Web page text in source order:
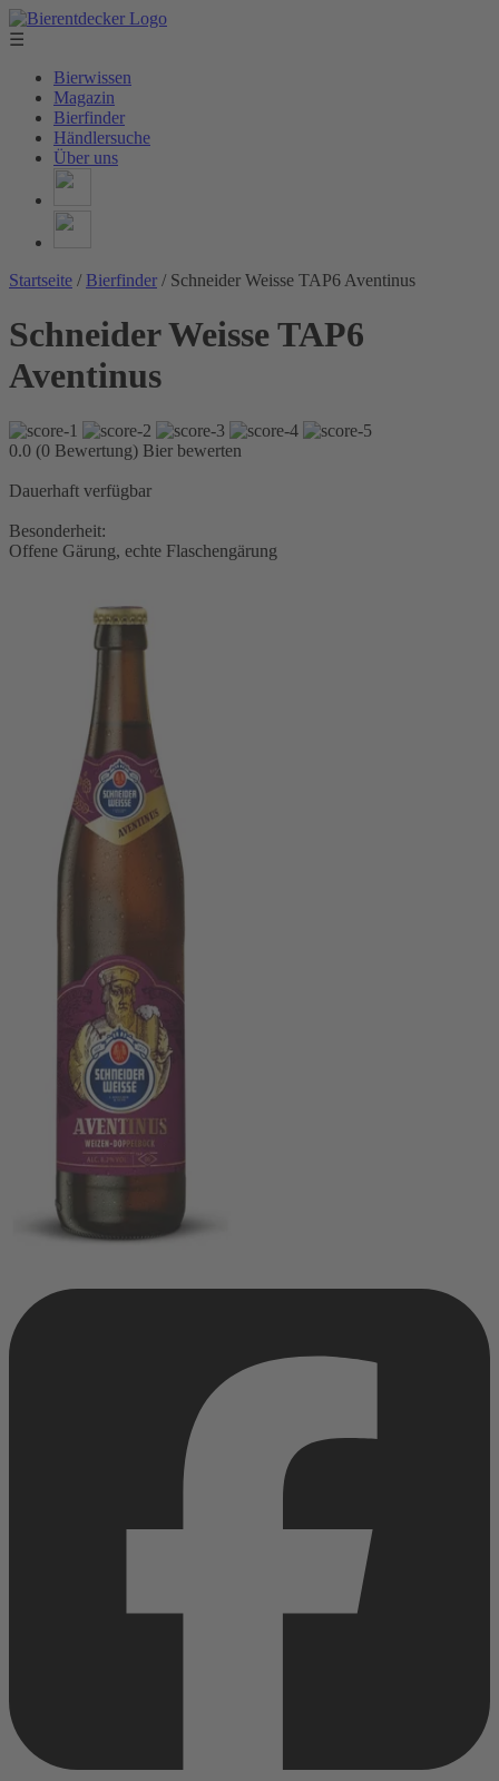
☰
Bierwissen
Magazin
Bierfinder
Händlersuche
Über uns
Startseite / Bierfinder / Schneider Weisse TAP6 Aventinus
Schneider Weisse TAP6
Aventinus
0.0 (0 Bewertung) Bier bewerten
Dauerhaft verfügbar
Besonderheit:
Offene Gärung, echte Flaschengärung